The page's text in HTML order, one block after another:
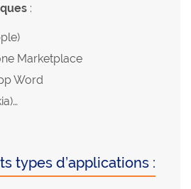
:
Marketplace
Word
types d’applications :